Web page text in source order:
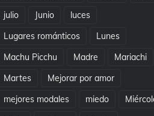
julio
Junio
luces
Lugares románticos
Lunes
Machu Picchu
Madre
Mariachi
Martes
Mejorar por amor
mejores modales
miedo